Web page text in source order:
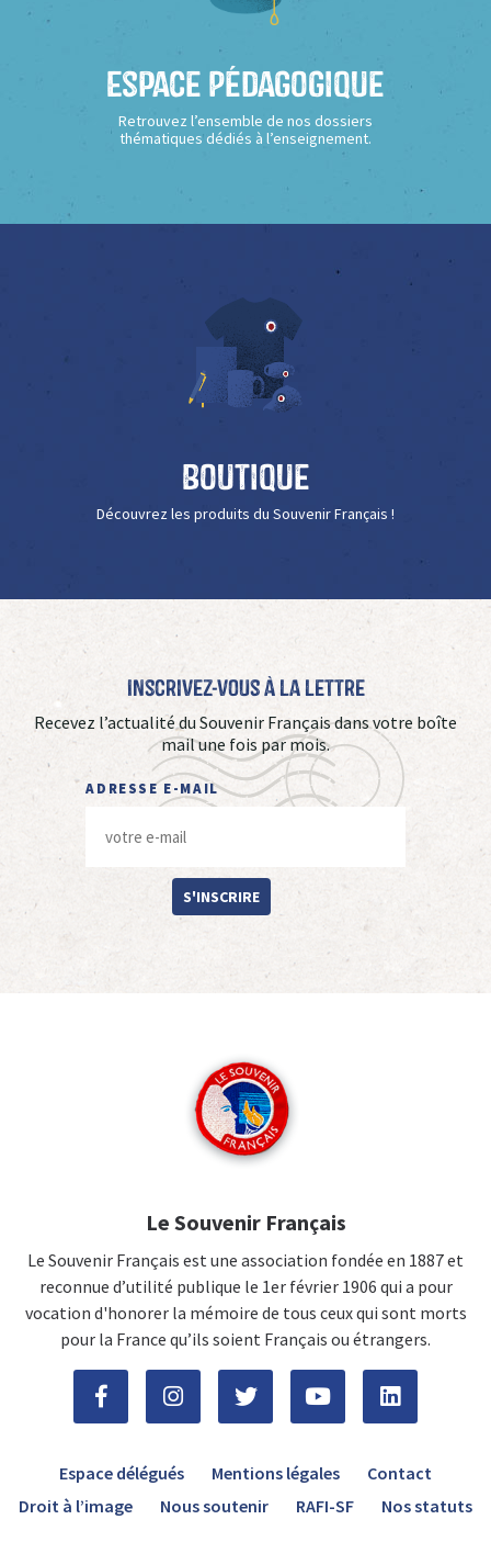
Espace Pédagogique
Retrouvez l’ensemble de nos dossiers
thématiques dédiés à l’enseignement.
Boutique
Découvrez les produits du Souvenir Français !
Inscrivez-vous à La Lettre
Recevez l’actualité du Souvenir Français dans votre boîte
mail une fois par mois.
ADRESSE E-MAIL
S'INSCRIRE
Le Souvenir Français
Le Souvenir Français est une association fondée en 1887 et
reconnue d’utilité publique le 1er février 1906 qui a pour
vocation d'honorer la mémoire de tous ceux qui sont morts
pour la France qu’ils soient Français ou étrangers.
Espace délégués Mentions légales
Contact
Droit à l’image
Nous soutenir RAFI-SF Nos statuts